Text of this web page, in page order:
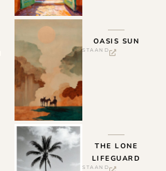
OASIS SUN
STAAND
THE LONE
LIFEGUARD
STAAND